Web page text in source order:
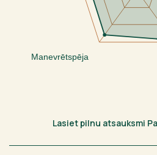
Manevrētspēja
Lasiet pilnu atsauksmi